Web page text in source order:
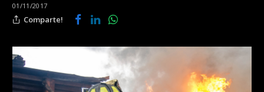
01/11/2017
Comparte!